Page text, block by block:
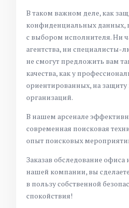
В таком важном деле, как
конфиденциальных данных,
с выбором исполнителя. Ни
агентства, ни специалисты-
не смогут предложить вам
качества, как у
ориентированных, на защиту
организаций.
В нашем арсенале
современная поисковая
опыт поисковых
Заказав обследование
нашей компании, вы
в пользу собственной
спокойствия!